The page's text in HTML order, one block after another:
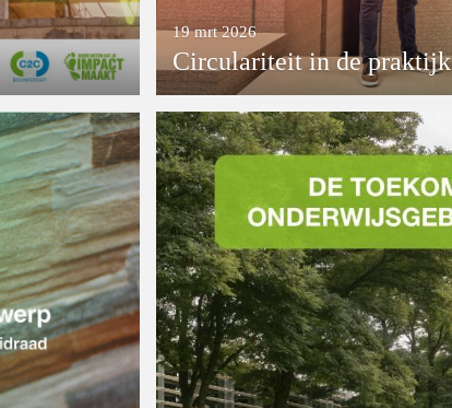
Circulariteit in de praktijk
19 mrt 2026